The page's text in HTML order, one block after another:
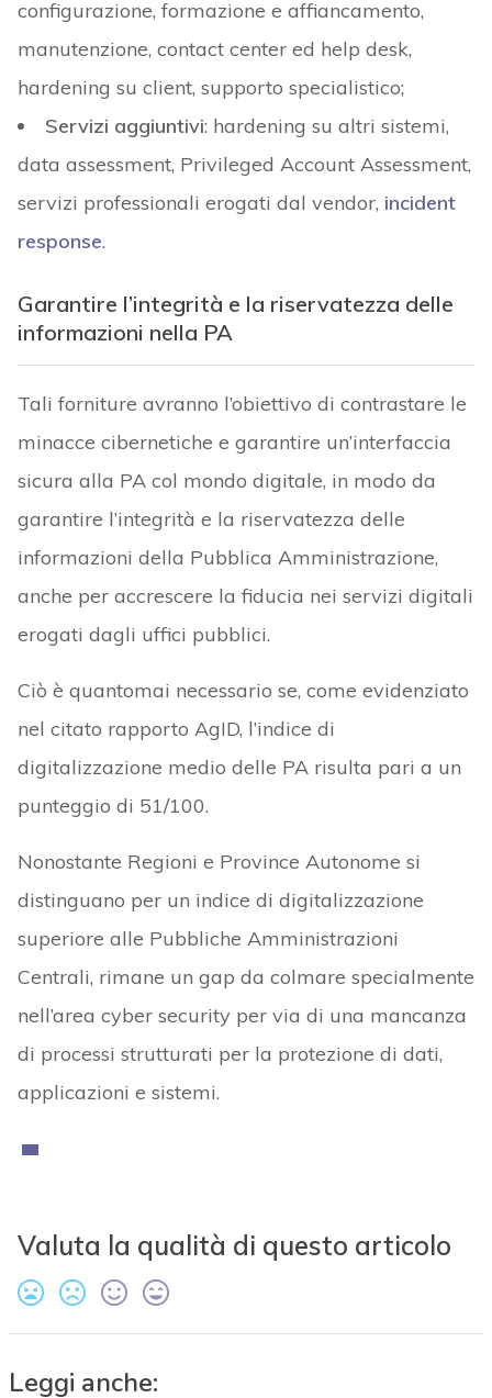
configurazione, formazione e affiancamento,
manutenzione, contact center ed help desk,
hardening su client, supporto specialistico;
Servizi aggiuntivi: hardening su altri sistemi,
data assessment, Privileged Account Assessment,
servizi professionali erogati dal vendor, incident
response.
Garantire l’integrità e la riservatezza delle
informazioni nella PA
Tali forniture avranno l’obiettivo di contrastare le
minacce cibernetiche e garantire un’interfaccia
sicura alla PA col mondo digitale, in modo da
garantire l’integrità e la riservatezza delle
informazioni della Pubblica Amministrazione,
anche per accrescere la fiducia nei servizi digitali
erogati dagli uffici pubblici.
Ciò è quantomai necessario se, come evidenziato
nel citato rapporto AgID, l’indice di
digitalizzazione medio delle PA risulta pari a un
punteggio di 51/100.
Nonostante Regioni e Province Autonome si
distinguano per un indice di digitalizzazione
superiore alle Pubbliche Amministrazioni
Centrali, rimane un gap da colmare specialmente
nell’area cyber security per via di una mancanza
di processi strutturati per la protezione di dati,
applicazioni e sistemi.
Valuta la qualità di questo articolo
Leggi anche: